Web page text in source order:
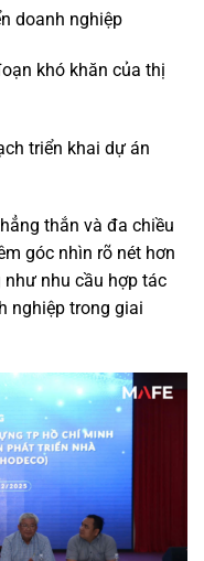
doanh nghiệp
khó khăn của thị
triển khai dự án
thắn và đa chiều
góc nhìn rõ nét hơn
như nhu cầu hợp tác
nghiệp trong giai